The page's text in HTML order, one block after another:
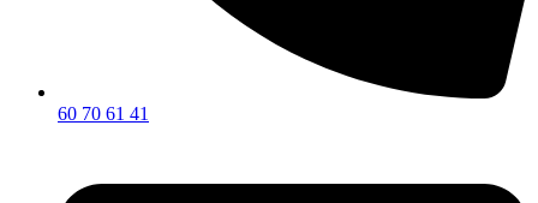
60 70 61 41